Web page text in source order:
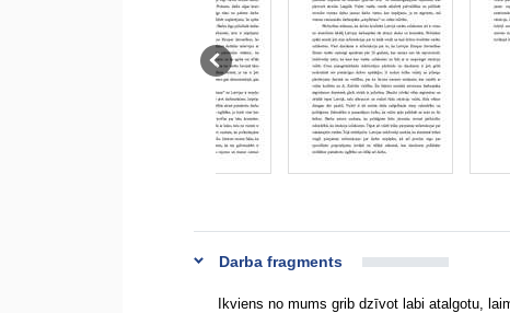
Darba fragments
Ikviens no mums grib dzīvot labi atalgotu,